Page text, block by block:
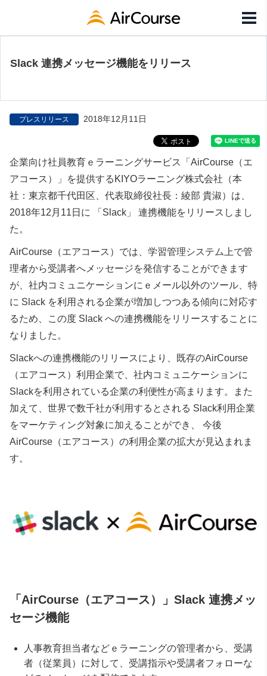
Slack 連携メッセージ機能をリリース
プレスリリース 2018年12月11日
企業向け社員教育ｅラーニングサービス「AirCourse（エ
アコース）」を提供するKIYOラーニング株式会社（本
社：東京都千代田区、代表取締役社長：綾部 貴淑）は、
2018年12月11日に 「Slack」 連携機能をリリースしまし
た。
AirCourse（エアコース）では、学習管理システム上で管
理者から受講者へメッセージを発信することができます
が、社内コミュニケーションにｅメール以外のツール、特
に Slack を利用される企業が増加しつつある傾向に対応す
るため、この度 Slack への連携機能をリリースすることに
なりました。
Slackへの連携機能のリリースにより、既存のAirCourse
（エアコース）利用企業で、社内コミュニケーションに
Slackを利用されている企業の利便性が高まります。また
加えて、世界で数千社が利用するとされる Slack利用企業
をマーケティング対象に加えることができ、 今後
AirCourse（エアコース）の利用企業の拡大が見込まれま
す。
「AirCourse（エアコース）」Slack 連携メッ
セージ機能
人事教育担当者などｅラーニングの管理者から、受講
者（従業員）に対して、受講指示や受講者フォローな